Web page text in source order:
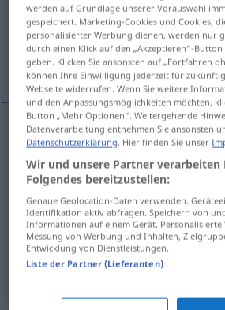
Übersicht aller Übersetzungen
(Für mehr Details die Übersetzung
うまくやっていく, やり繰りする
うまくやっていく[umaku yatte-iku]
jemandemと [to]),(mit etwasで
auskommen
やり繰りする [yarikuri suru] (mit
auskommen
werden auf Grundlage unserer Vorauswahl
gespeichert. Marketing-Cookies und Cookies,
personalisierter Werbung dienen, werden nur
durch einen Klick auf den „Akzeptieren“-
geben. Klicken Sie ansonsten auf „Fortfahren
können Ihre Einwilligung jederzeit für
Webseite widerrufen. Wenn Sie weitere
und den Anpassungsmöglichkeiten möchten,
Button „Mehr Optionen“. Weitergehende
Datenverarbeitung entnehmen Sie ansonsten
Datenschutzerklärung. Hier finden Sie unser
Wir und unsere Partner verarbeiten
Folgendes bereitzustellen:
Genaue Geolocation-Daten verwenden.
Identifikation aktiv abfragen. Speichern von
Informationen auf einem Gerät.
Messung von Werbung und Inhalten,
Entwicklung von Dienstleistungen.
Liste der Partner (Lieferanten)